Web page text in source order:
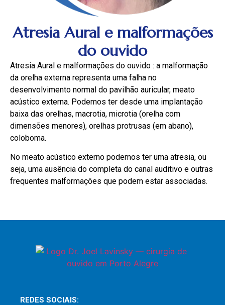
Atresia Aural e malformações
do ouvido
Atresia Aural e malformações do ouvido : a malformação
da orelha externa representa uma falha no
desenvolvimento normal do pavilhão auricular, meato
acústico externa. Podemos ter desde uma implantação
baixa das orelhas, macrotia, microtia (orelha com
dimensões menores), orelhas protrusas (em abano),
coloboma.
No meato acústico externo podemos ter uma atresia, ou
seja, uma ausência do completa do canal auditivo e outras
frequentes malformações que podem estar associadas.
REDES SOCIAIS: